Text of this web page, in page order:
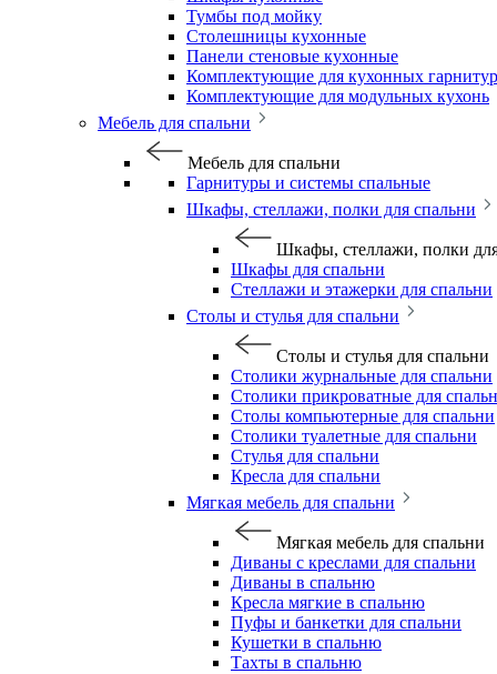
Тумбы под мойку
Столешницы кухонные
Панели стеновые кухонные
Комплектующие для кухонных
Комплектующие для модульных кухонь
Мебель для спальни
Мебель для спальни
Гарнитуры и системы спальные
Шкафы, стеллажи, полки для спальни
Шкафы, стеллажи, полки
Шкафы для спальни
Стеллажи и этажерки для спальни
Столы и стулья для спальни
Столы и стулья для спальни
Столики журнальные для спальни
Столики прикроватные для
Столы компьютерные для спальни
Столики туалетные для спальни
Стулья для спальни
Кресла для спальни
Мягкая мебель для спальни
Мягкая мебель для спальни
Диваны с креслами для спальни
Диваны в спальню
Кресла мягкие в спальню
Пуфы и банкетки для спальни
Кушетки в спальню
Тахты в спальню